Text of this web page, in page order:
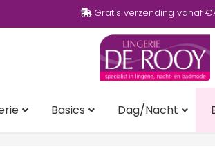
Gratis verzending vanaf
Basics Dag/Nacht